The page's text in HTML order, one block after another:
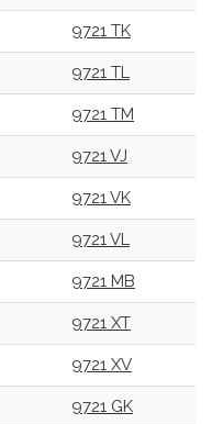
9721 TK
9721 TL
9721 TM
9721 VJ
9721 VK
9721 VL
9721 MB
9721 XT
9721 XV
9721 GK